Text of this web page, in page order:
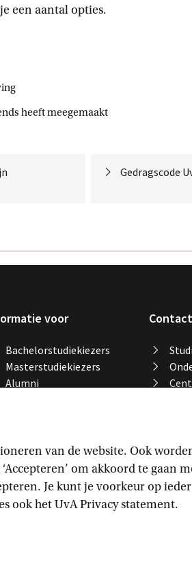
van de website. Ook
om akkoord te gaan
Je kunt je voorkeur op
ook hetUvA Privacy statement.
een aantal opties.
heeft meegemaakt
Gedragscode
voor
Bachelorstudiekiezers
Masterstudiekiezers
Alumni
Contact